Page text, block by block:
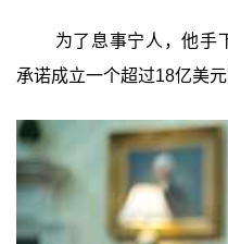
为了息事宁人，他手
承诺成立一个超过18亿美元